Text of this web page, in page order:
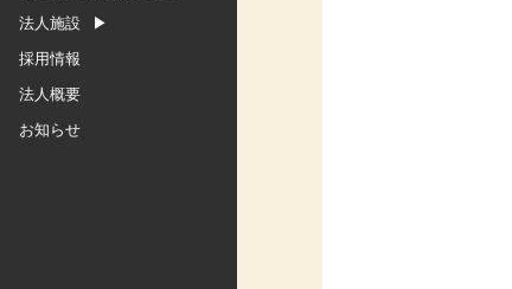
法人施設
採用情報
法人概要
お知らせ